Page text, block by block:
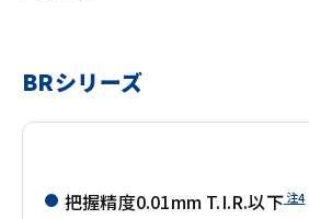
BRシリーズ
把握精度0.01mm T.I.R.以下注4